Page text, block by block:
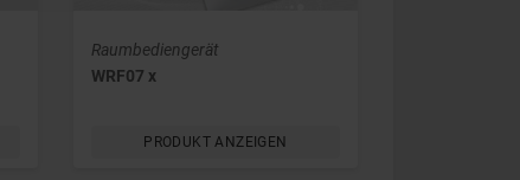
Raumbediengerät
WRF07 x
PRODUKT ANZEIGEN